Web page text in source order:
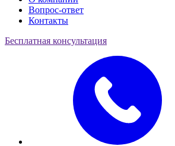
Вопрос-ответ
Контакты
Бесплатная консультация